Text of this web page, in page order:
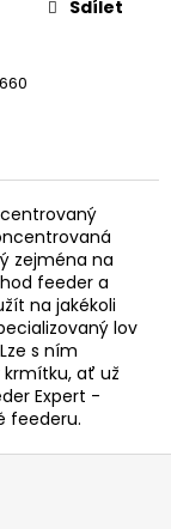
Sdílet
zejména na
feeder a
na jakékoli
lov
s ním
ať už
Expert -
feederu.